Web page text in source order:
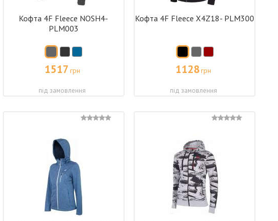
Кофта 4F Fleece NOSH4-
PLM003
1517 грн
під замовлення
Кофта 4F Fleece X4Z18- PLM300
1128грн
під замовлення